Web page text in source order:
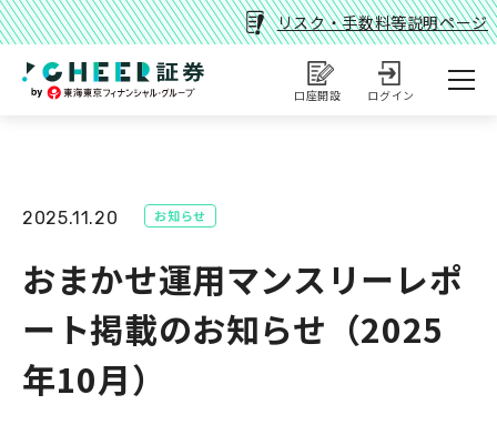
リスク・手数料等説明ページ
口座開設 ログイン
2025.11.20 お知らせ
おまかせ運用マンスリーレポ
ート掲載のお知らせ（2025
年10月）